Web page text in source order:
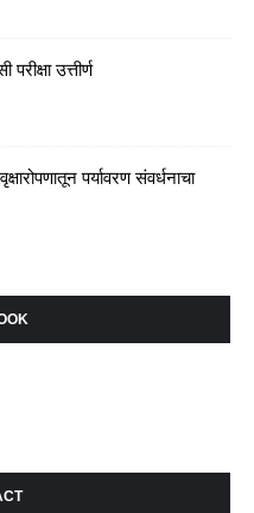
उत्तीर्ण
पर्यावरण संवर्धनाचा